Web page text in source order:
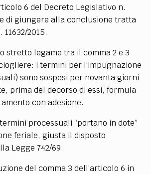
6 del Decreto Legislativo n.
di giungere alla conclusione tratta
11632/2015.
stretto legame tra il comma 2 e 3
i termini per l’impugnazione
sono sospesi per novanta giorni
prima del decorso di essi, formula
con adesione.
processuali “portano in dote”
feriale, giusta il disposto
Legge 742/69.
del comma 3 dell’articolo 6 in